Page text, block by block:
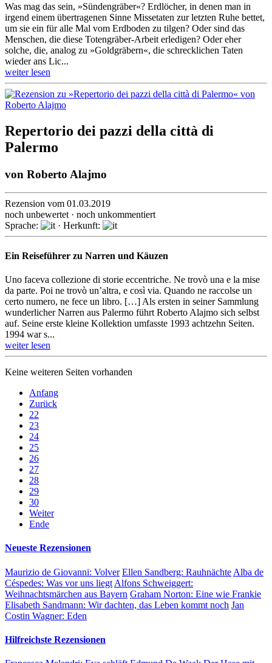
Was mag das sein, »Sündengräber«? Erdlöcher, in denen man in
irgend einem über­trage­nen Sinne Missetaten zur letzten Ruhe bettet,
um sie ein für alle Mal vom Erd­boden zu tilgen? Oder sind das
Menschen, die diese Toten­gräber-Arbeit erledigen? Oder eher
solche, die, analog zu »Gold­gräbern«, die schreck­lichen Taten
wieder ans Lic...
weiter lesen
Repertorio dei pazzi della città di
Palermo
von Roberto Alajmo
Rezension vom 01.03.2019
noch unbewertet · noch unkommentiert
Sprache:
· Herkunft:
Ein Reiseführer zu Narren und Käuzen
Uno faceva collezione di storie eccentriche. Ne trovò una e la mise
da parte. Poi ne trovò un’altra, e così via. Quando ne raccolse un
certo numero, ne fece un libro. […] Als ersten in seiner Sammlung
wunderlicher Narren aus Palermo führt Roberto Alajmo sich selbst
auf. Seine erste kleine Kollektion umfasste 1993 achtzehn Seiten.
1994 war s...
weiter lesen
Keine weiteren Seiten vorhanden
Anfang
Zurück
22
23
24
25
26
27
28
29
30
Weiter
Ende
Neueste Rezensionen
Maurizio de Giovanni: Volver Ellen Sandberg: Rauhnächte Alba de
Céspedes: Was vor uns liegt Alfons Schweiggert:
Weihnachtsmärchen aus Bayern Graham Norton: Eine wie Frankie
Elisabeth Sandmann: Wir dachten, das Leben kommt noch Jan
Costin Wagner: Eden
Hilfreichste Rezensionen